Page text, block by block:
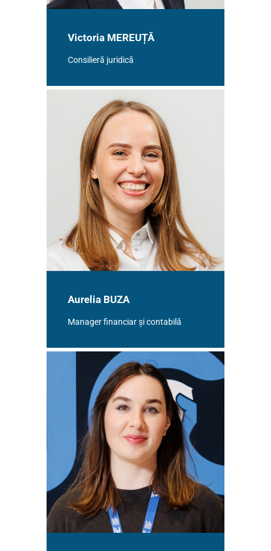
Victoria MEREUȚĂ
Consilieră juridică
Aurelia BUZA
Manager financiar și contabilă